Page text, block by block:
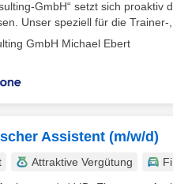
GmbH“ setzt sich
Unser speziell für die Trainer-,
GmbH Michael Ebert
Assistent (m/w/d)
Attraktive Vergütung